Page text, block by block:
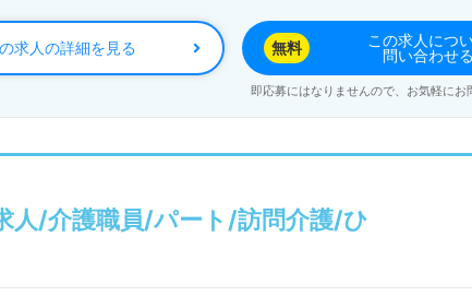
求人の詳細を見る 無料
この求人につ
問い合わせる
即応募にはなりませんので、お気軽にお
人/介護職員/パート/訪問介護/ひ